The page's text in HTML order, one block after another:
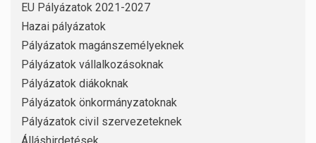
EU Pályázatok 2021-2027
Hazai pályázatok
Pályázatok magánszemélyeknek
Pályázatok vállalkozásoknak
Pályázatok diákoknak
Pályázatok önkormányzatoknak
Pályázatok civil szervezeteknek